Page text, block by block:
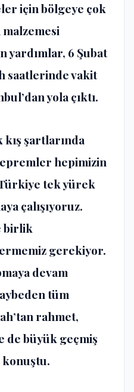
için bölgeye çok
malzemesi
yardımlar, 6 Şubat
saatlerinde vakit
yola çıktı.
kış şartlarında
hepimizin
tek yürek
çalışıyoruz.
birlik
gerekiyor.
devam
tüm
rahmet,
de büyük geçmiş